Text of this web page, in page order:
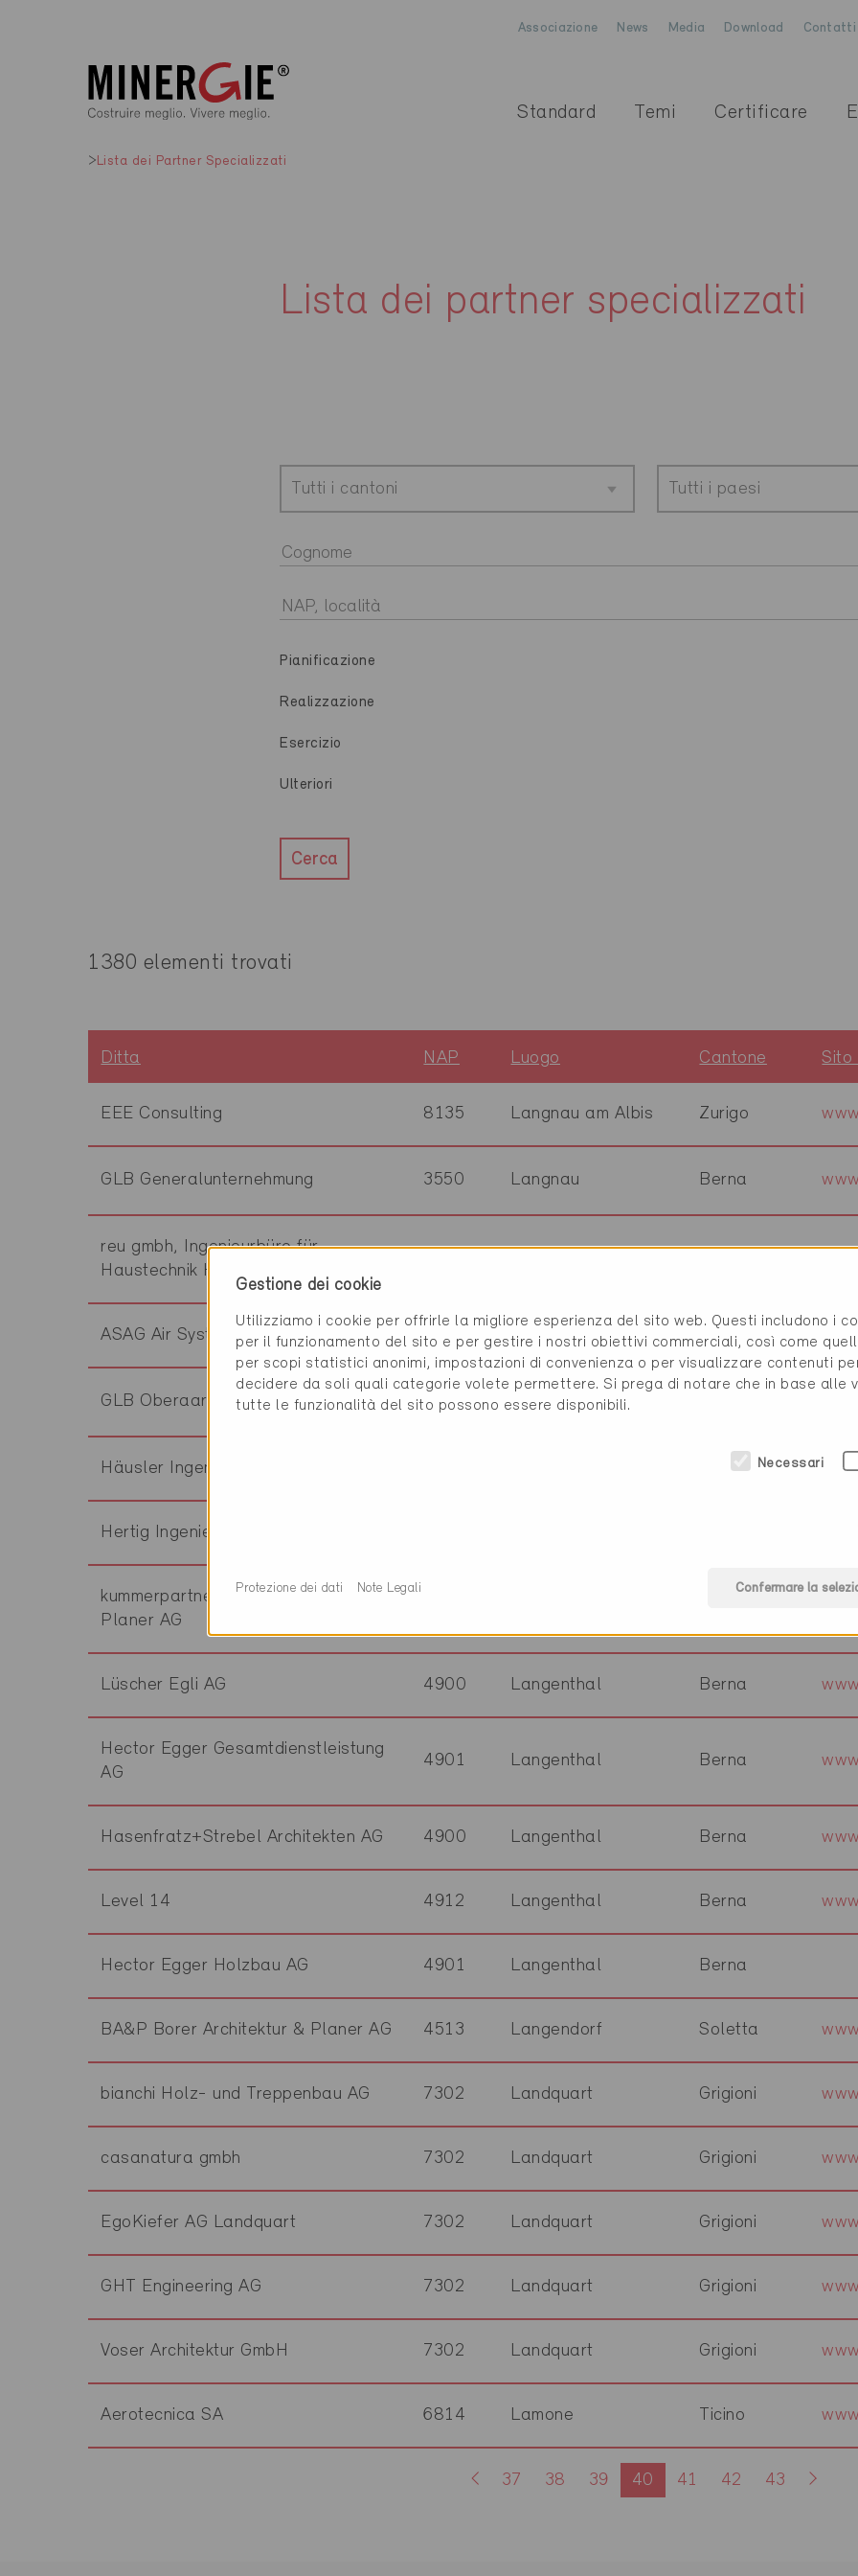
Associazione News Media Download Contatti
Standard Temi Certificare
Lista dei Partner Specializzati
Lista dei partner specializzati
Tutti i cantoni Tutti i paesi
Pianificazione
Realizzazione
Esercizio
Ulteriori
Cerca
1380 elementi trovati
Ditta NAP Luogo Cantone Sito
EEE Consulting 8135 Langnau am Albis Zurigo
GLB Generalunternehmung 3550 Langnau Berna
reu gmbh, Ingenieurbüro für
Haustechnik HLKS
ASAG Air System AG 4900 Langenthal Berna
GLB Oberaargau 4900 Langenthal
Häusler Ingenieure AG Berna
Hertig Ingenieure AG
kummerpartner Architekten und
Planer AG
Lüscher Egli AG 4900 Langenthal Berna
Hector Egger Gesamtdienstleistung
AG
4901 Langenthal Berna
Hasenfratz+Strebel Architekten AG 4900 Langenthal Berna
Level 14 4912 Langenthal Berna
Hector Egger Holzbau AG 4901 Langenthal Berna
BA&P Borer Architektur & Planer AG 4513 Langendorf Soletta
bianchi Holz- und Treppenbau AG 7302 Landquart Grigioni
casanatura gmbh 7302 Landquart Grigioni
EgoKiefer AG Landquart 7302 Landquart Grigioni
GHT Engineering AG 7302 Landquart Grigioni
Voser Architektur GmbH 7302 Landquart Grigioni
Aerotecnica SA 6814 Lamone Ticino
37 38 39 40 41 42 43
Gestione dei cookie
Utilizziamo i cookie per offrirle la migliore esperienza del sito web. Questi includono i
per il funzionamento del sito e per gestire i nostri obiettivi commerciali, così come
per scopi statistici anonimi, impostazioni di convenienza o per visualizzare contenuti
decidere da soli quali categorie volete permettere. Si prega di notare che in base alle
tutte le funzionalità del sito possono essere disponibili.
Necessari
Confermare la
Protezione dei dati Note Legali